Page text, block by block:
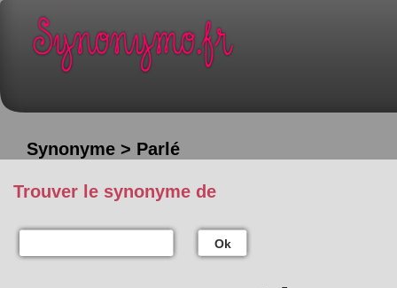
Synonyme > Parlé
Trouver le synonyme de
Ok